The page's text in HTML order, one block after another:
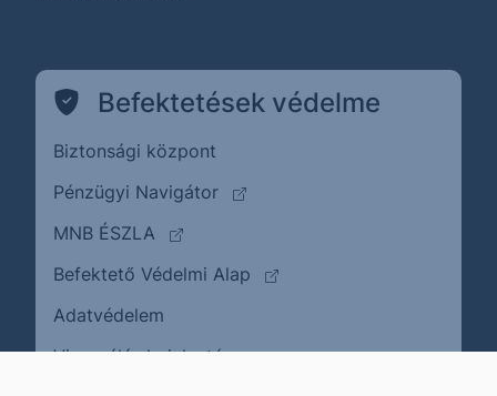
Befektetések védelme
Biztonsági központ
Pénzügyi Navigátor
(külső oldalra ugrik)
MNB ÉSZLA
(külső oldalra ugrik)
Befektető Védelmi Alap
(külső oldalra ugrik)
Adatvédelem
Visszaélés bejelentése(külső oldalra ugrik)